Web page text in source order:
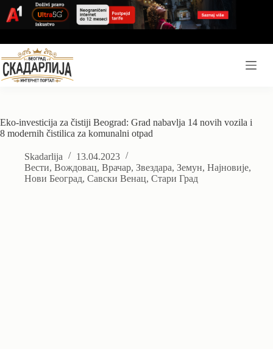
Eko-investicija za čistiji Beograd: Grad nabavlja 14 novih vozila i
8 modernih čistilica za komunalni otpad
Skadarlija
13.04.2023
Вести, Вождовац, Врачар, Звездара, Земун, Најновије,
Нови Београд, Савски Венац, Стари Град